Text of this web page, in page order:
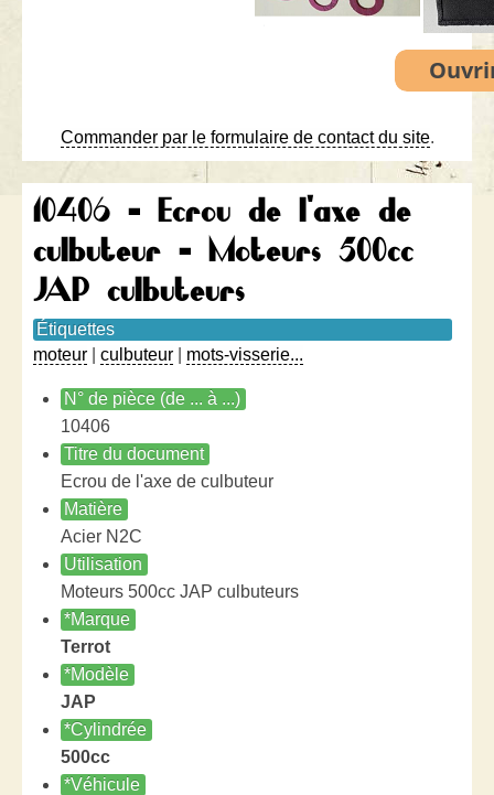
Commander par le formulaire de contact du site.
10406 - Ecrou de l'axe de
culbuteur - Moteurs 500cc
JAP culbuteurs
Étiquettes
moteur
culbuteur mots-visserie...
N° de pièce (de ... à ...)
10406
Titre du document
Ecrou de l'axe de culbuteur
Matière
Acier N2C
Utilisation
Moteurs 500cc JAP culbuteurs
*Marque
Terrot
*Modèle
JAP
*Cylindrée
500cc
*Véhicule